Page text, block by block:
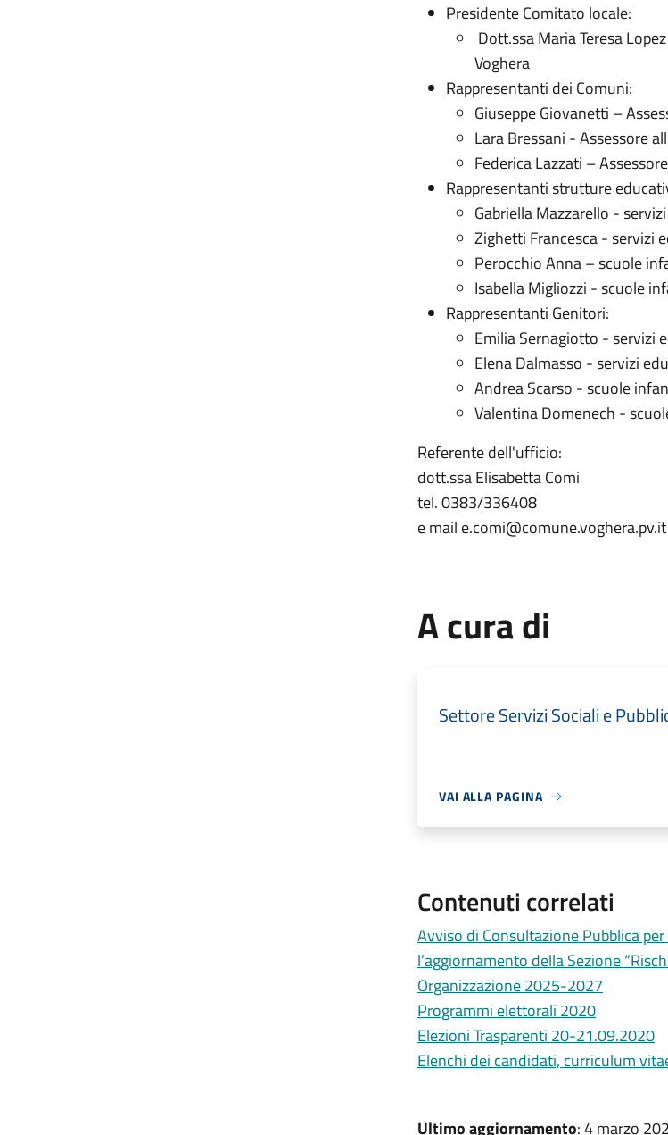
Presidente Comitato locale:
Dott.ssa Maria Teresa
Voghera
Rappresentanti dei Comuni:
Giuseppe Giovanetti –
Lara Bressani - Assessore
Federica Lazzati –
Rappresentanti strutture
Gabriella Mazzarello -
Zighetti Francesca - servizi
Perocchio Anna – scuole
Isabella Migliozzi - scuole
Rappresentanti Genitori:
Emilia Sernagiotto - servizi
Elena Dalmasso - servizi
Andrea Scarso - scuole
Valentina Domenech -
Referente dell'ufficio:
dott.ssa Elisabetta Comi
tel. 0383/336408
e mail e.comi@comune.voghera.pv.it
A cura di
Settore Servizi Sociali e
VAI ALLA PAGINA
Contenuti correlati
Avviso di Consultazione Pubblica
l’aggiornamento della Sezione
Organizzazione 2025-2027
Programmi elettorali 2020
Elezioni Trasparenti 20-21.09.2020
Elenchi dei candidati, curriculum
Ultimo aggiornamento: 4 marzo